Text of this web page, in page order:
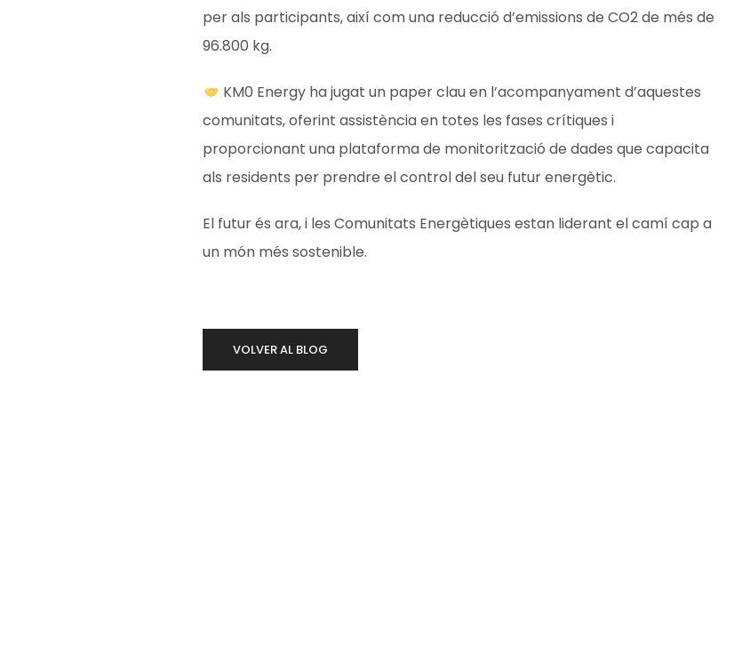
per als participants, així com una reducció d’emissions de CO2 de més de
96.800 kg.
KM0 Energy ha jugat un paper clau en l’acompanyament d’aquestes
comunitats, oferint assistència en totes les fases crítiques i
proporcionant una plataforma de monitorització de dades que capacita
als residents per prendre el control del seu futur energètic.
El futur és ara, i les Comunitats Energètiques estan liderant el camí cap a
un món més sostenible.
VOLVER AL BLOG